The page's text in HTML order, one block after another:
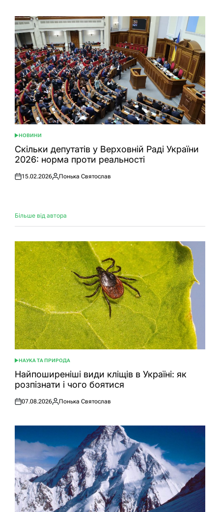
ОПУБЛІКУВАТИ
У
НОВИНИ
Скільки депутатів у Верховній Раді України
2026: норма проти реальності
Оприлюднено
15.02.2026
Опубліковано
Понька Святослав
Більше від автора
ОПУБЛІКУВАТИ
У
НАУКА ТА ПРИРОДА
Найпоширеніші види кліщів в Україні: як
розпізнати і чого боятися
Оприлюднено
07.08.2026
Опубліковано
Понька Святослав